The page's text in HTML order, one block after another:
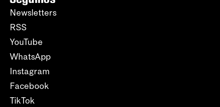
Newsletters
RSS
YouTube
WhatsApp
Instagram
Facebook
TikTok